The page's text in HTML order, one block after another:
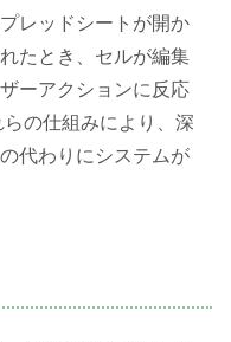
プレッドシートが開か
たとき、セルが編集
ーアクションに反応
の仕組みにより、深
代わりにシステムが